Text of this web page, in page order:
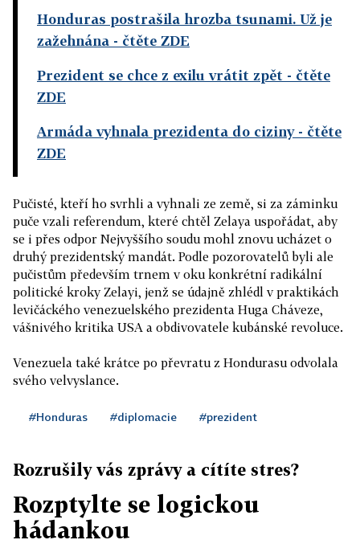
Honduras postrašila hrozba tsunami. Už je
zažehnána - čtěte ZDE
Prezident se chce z exilu vrátit zpět - čtěte
ZDE
Armáda vyhnala prezidenta do ciziny- čtěte
ZDE
Pučisté, kteří ho svrhli a vyhnali ze země, si za záminku
puče vzali referendum, které chtěl Zelaya uspořádat, aby
se i přes odpor Nejvyššího soudu mohl znovu ucházet o
druhý prezidentský mandát. Podle pozorovatelů byli ale
pučistům především trnem v oku konkrétní radikální
politické kroky Zelayi, jenž se údajně zhlédl v praktikách
levičáckého venezuelského prezidenta Huga Cháveze,
vášnivého kritika USA a obdivovatele kubánské revoluce.
Venezuela také krátce po převratu z Hondurasu odvolala
svého velvyslance.
#Honduras #diplomacie #prezident
Rozrušily vás zprávy a cítíte stres?
Rozptylte se logickou
hádankou